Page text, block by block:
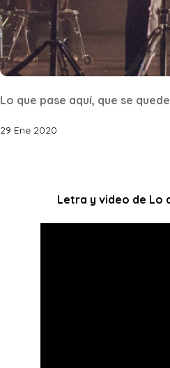
Lo que pase aquí, que se
29 Ene 2020
Letra y video de Lo